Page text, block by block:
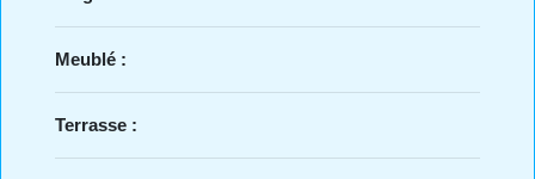
Meublé :
Terrasse :